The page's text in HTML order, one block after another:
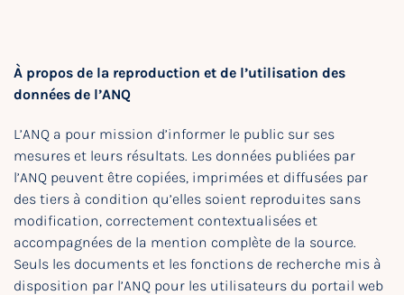
À propos de la reproduction et de l’utilisation des
données de l’ANQ
L’ANQ a pour mission d’informer le public sur ses
mesures et leurs résultats. Les données publiées par
l’ANQ peuvent être copiées, imprimées et diffusées par
des tiers à condition qu’elles soient reproduites sans
modification, correctement contextualisées et
accompagnées de la mention complète de la source.
Seuls les documents et les fonctions de recherche mis à
disposition par l’ANQ pour les utilisateurs du portail web